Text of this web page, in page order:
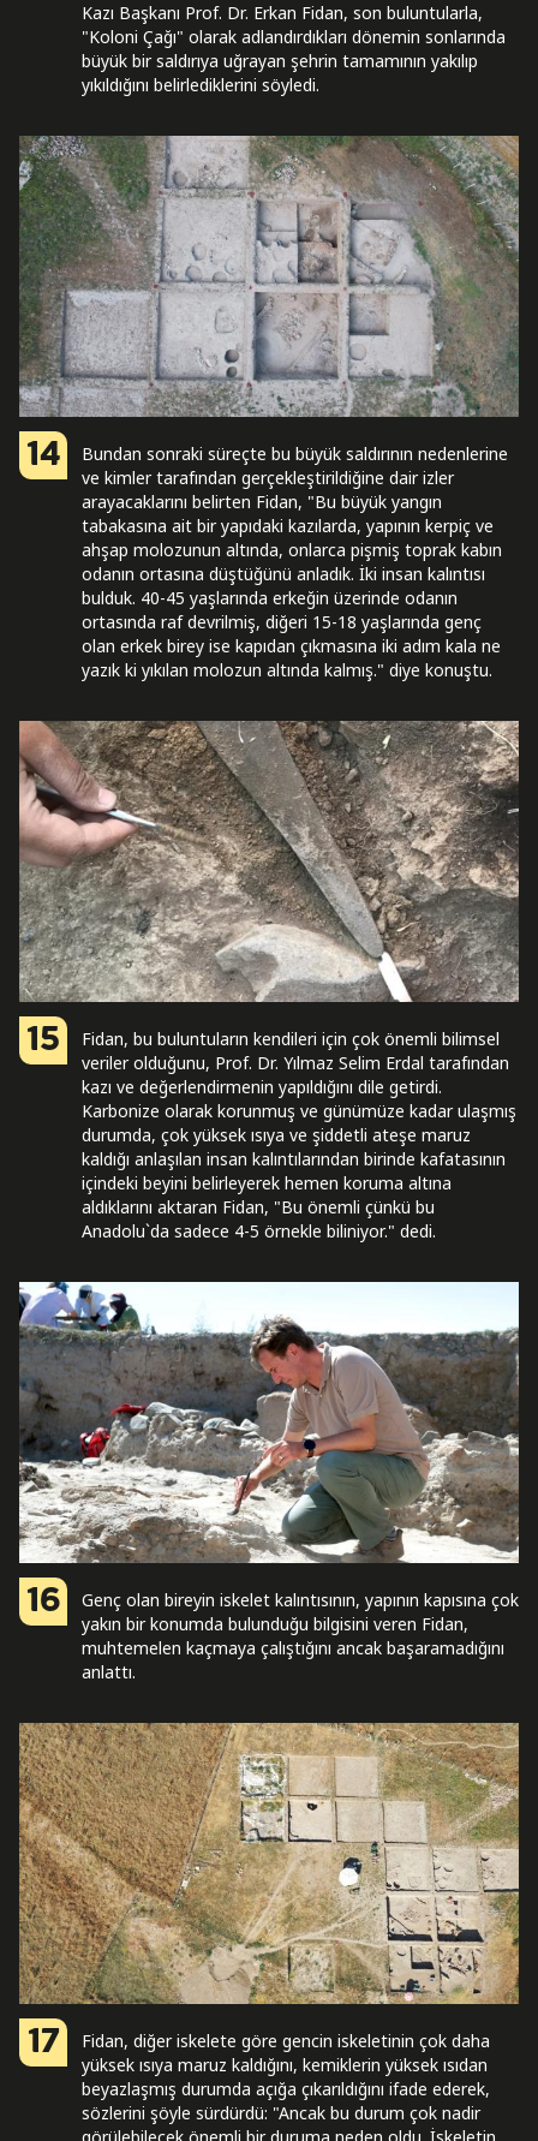
Kazı Başkanı Prof. Dr. Erkan Fidan, son buluntularla,
"Koloni Çağı" olarak adlandırdıkları dönemin sonlarında
büyük bir saldırıya uğrayan şehrin tamamının yakılıp
yıkıldığını belirlediklerini söyledi.
14
Bundan sonraki süreçte bu büyük saldırının nedenlerine
ve kimler tarafından gerçekleştirildiğine dair izler
arayacaklarını belirten Fidan, "Bu büyük yangın
tabakasına ait bir yapıdaki kazılarda, yapının kerpiç ve
ahşap molozunun altında, onlarca pişmiş toprak kabın
odanın ortasına düştüğünü anladık. İki insan kalıntısı
bulduk. 40-45 yaşlarında erkeğin üzerinde odanın
ortasında raf devrilmiş, diğeri 15-18 yaşlarında genç
olan erkek birey ise kapıdan çıkmasına iki adım kala ne
yazık ki yıkılan molozun altında kalmış." diye konuştu.
15
Fidan, bu buluntuların kendileri için çok önemli bilimsel
veriler olduğunu, Prof. Dr. Yılmaz Selim Erdal tarafından
kazı ve değerlendirmenin yapıldığını dile getirdi.
Karbonize olarak korunmuş ve günümüze kadar ulaşmış
durumda, çok yüksek ısıya ve şiddetli ateşe maruz
kaldığı anlaşılan insan kalıntılarından birinde kafatasının
içindeki beyini belirleyerek hemen koruma altına
aldıklarını aktaran Fidan, "Bu önemli çünkü bu
Anadolu`da sadece 4-5 örnekle biliniyor." dedi.
16
Genç olan bireyin iskelet kalıntısının, yapının kapısına çok
yakın bir konumda bulunduğu bilgisini veren Fidan,
muhtemelen kaçmaya çalıştığını ancak başaramadığını
anlattı.
17
Fidan, diğer iskelete göre gencin iskeletinin çok daha
yüksek ısıya maruz kaldığını, kemiklerin yüksek ısıdan
beyazlaşmış durumda açığa çıkarıldığını ifade ederek,
sözlerini şöyle sürdürdü: "Ancak bu durum çok nadir